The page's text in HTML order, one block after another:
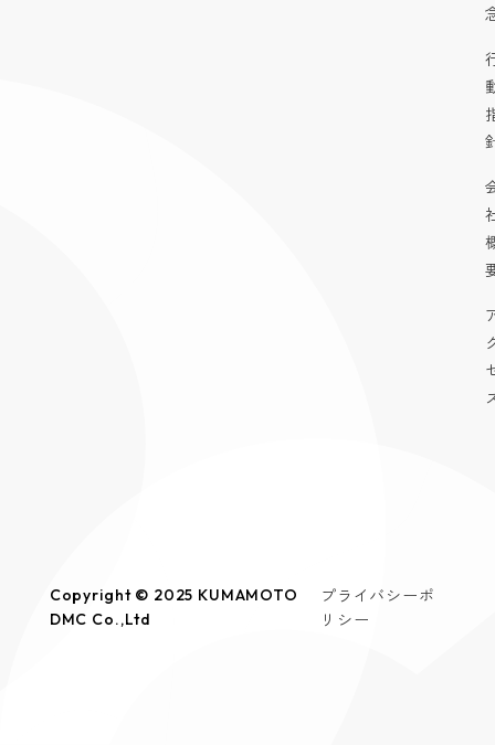
Copyright © 2025 KUMAMOTO
DMC Co.,Ltd
プライバシーポ
リシー